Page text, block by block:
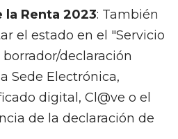
la Renta 2023: También
el estado en el "Servicio
declaración
Sede Electrónica,
digital, Cl@ve o el
de la declaración de